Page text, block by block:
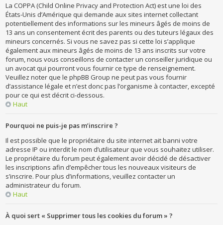
La COPPA (Child Online Privacy and Protection Act) est une loi des
États-Unis d’Amérique qui demande aux sites internet collectant
potentiellement des informations sur les mineurs âgés de moins de
13 ans un consentement écrit des parents ou des tuteurs légaux des
mineurs concernés. Si vous ne savez pas si cette loi s’applique
également aux mineurs âgés de moins de 13 ans inscrits sur votre
forum, nous vous conseillons de contacter un conseiller juridique ou
un avocat qui pourront vous fournir ce type de renseignement.
Veuillez noter que le phpBB Group ne peut pas vous fournir
d’assistance légale et n’est donc pas l’organisme à contacter, excepté
pour ce qui est décrit ci-dessous.
Haut
Pourquoi ne puis-je pas m’inscrire ?
Il est possible que le propriétaire du site internet ait banni votre
adresse IP ou interdit le nom d’utilisateur que vous souhaitez utiliser.
Le propriétaire du forum peut également avoir décidé de désactiver
les inscriptions afin d’empêcher tous les nouveaux visiteurs de
s’inscrire. Pour plus d’informations, veuillez contacter un
administrateur du forum.
Haut
À quoi sert « Supprimer tous les cookies du forum » ?